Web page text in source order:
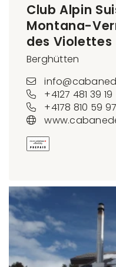
Club Alpin
Montana-
des Violettes
Berghütten
+4127 481 39 19
+4178 810 59 97